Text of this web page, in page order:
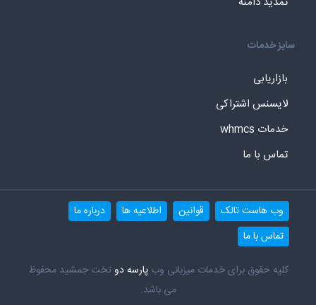
سایز خدمات
بازاریابی
لایسنس اشتراکی
خدمات whmcs
تماس با ما
وب هاست تالک قوانین اطلاعیه ها
درباره ما
تماس با ما
کلیه حقوق برای خدمات میزبانی وبپارسه دوتخت جمشید محفوظ
می باشد.